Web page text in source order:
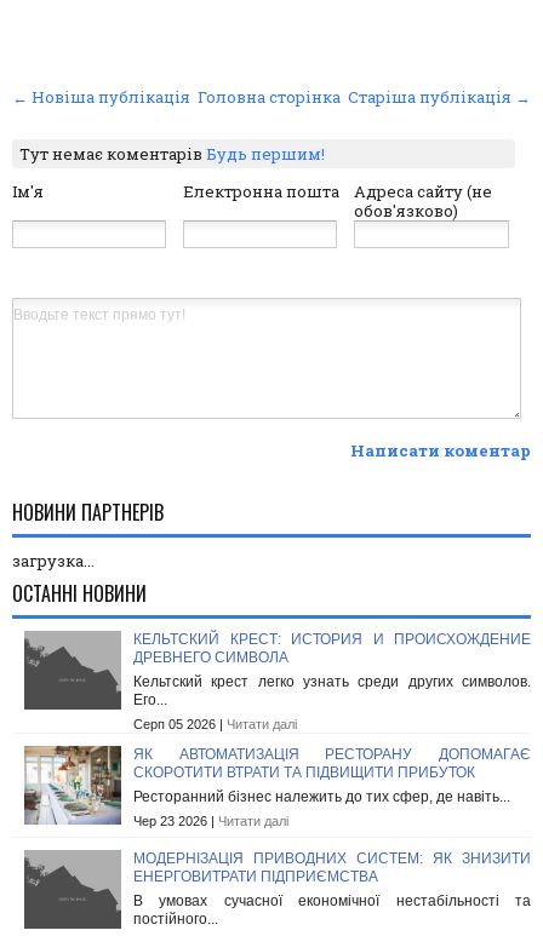
← Новіша публікація Старіша публікація →
Головна сторінка
Тут немає коментарівБудь першим!
Ім'я
Електронна пошта
Адреса сайту (не
обов'язково)
Написати коментар
НОВИНИ ПАРТНЕРІВ
загрузка...
ОСТАННІ НОВИНИ
КЕЛЬТСКИЙ КРЕСТ: ИСТОРИЯ И ПРОИСХОЖДЕНИЕ
ДРЕВНЕГО СИМВОЛА
Кельтский крест легко узнать среди других символов.
Его...
Серп 05 2026 | Читати далі
ЯК АВТОМАТИЗАЦІЯ РЕСТОРАНУ ДОПОМАГАЄ
СКОРОТИТИ ВТРАТИ ТА ПІДВИЩИТИ ПРИБУТОК
Ресторанний бізнес належить до тих сфер, де навіть...
Чер 23 2026 | Читати далі
МОДЕРНІЗАЦІЯ ПРИВОДНИХ СИСТЕМ: ЯК ЗНИЗИТИ
ЕНЕРГОВИТРАТИ ПІДПРИЄМСТВА
В умовах сучасної економічної нестабільності та
постійного...